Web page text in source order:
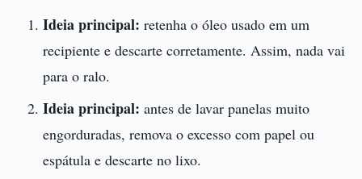
Ideia principal: retenha o óleo usado em um
recipiente e descarte corretamente. Assim, nada vai
para o ralo.
Ideia principal: antes de lavar panelas muito
engorduradas, remova o excesso com papel ou
espátula e descarte no lixo.